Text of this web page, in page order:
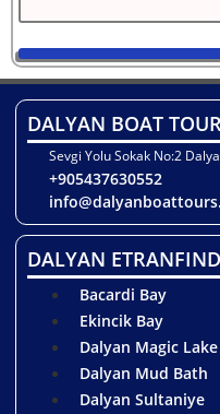
DALYAN BOAT
Sevgi Yolu Sokak No:2
+905437630552
DALYAN
Bacardi Bay
Ekincik Bay
Dalyan Magic Lake
Dalyan Mud Bath
Dalyan Sultaniye